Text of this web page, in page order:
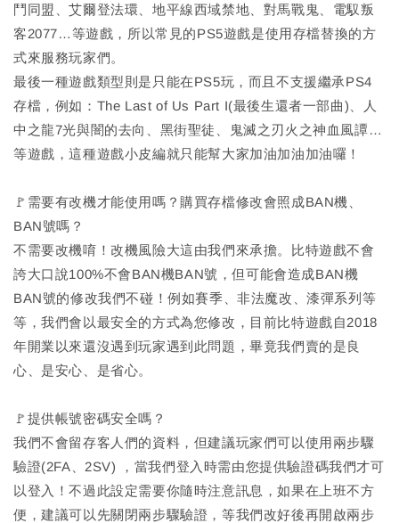
鬥同盟、艾爾登法環、地平線西域禁地、對馬戰鬼、電馭叛
客2077…等遊戲，所以常見的PS5遊戲是使用存檔替換的方
式來服務玩家們。
最後一種遊戲類型則是只能在PS5玩，而且不支援繼承PS4
存檔，例如：The Last of Us Part I(最後生還者一部曲)、人
中之龍7光與闇的去向、黑街聖徒、鬼滅之刃火之神血風譚…
等遊戲，這種遊戲小皮編就只能幫大家加油加油加油囉！
🚩需要有改機才能使用嗎？購買存檔修改會照成BAN機、
BAN號嗎？
不需要改機唷！改機風險大這由我們來承擔。比特遊戲不會
誇大口說100%不會BAN機BAN號，但可能會造成BAN機
BAN號的修改我們不碰！例如賽季、非法魔改、漆彈系列等
等，我們會以最安全的方式為您修改，目前比特遊戲自2018
年開業以來還沒遇到玩家遇到此問題，畢竟我們賣的是良
心、是安心、是省心。
🚩提供帳號密碼安全嗎？
我們不會留存客人們的資料，但建議玩家們可以使用兩步驟
驗證(2FA、2SV) ，當我們登入時需由您提供驗證碼我們才可
以登入！不過此設定需要你隨時注意訊息，如果在上班不方
便，建議可以先關閉兩步驟驗證，等我們改好後再開啟兩步